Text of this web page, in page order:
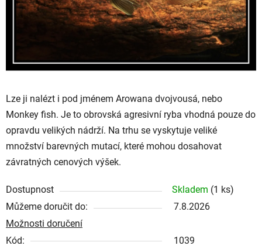
Lze ji nalézt i pod jménem Arowana dvojvousá, nebo
Monkey fish. Je to obrovská agresivní ryba vhodná pouze do
opravdu velikých nádrží. Na trhu se vyskytuje veliké
množství barevných mutací, které mohou dosahovat
závratných cenových výšek.
Dostupnost Skladem (1 ks)
Můžeme doručit do:
7.8.2026
Možnosti doručení
Kód:
1039